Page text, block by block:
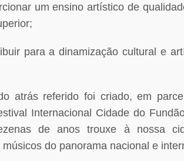
um ensino artístico de
para a dinamização cultural e
atrás referido foi criado, em
Internacional Cidade do
de anos trouxe à nossa
do panorama nacional e